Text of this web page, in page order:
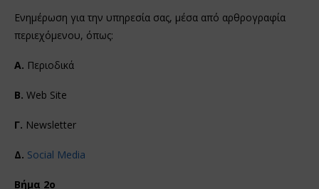
Ενημέρωση για την υπηρεσία σας, μέσα από αρθρογραφία
περιεχόμενου, όπως:
Α. Περιοδικά
Β. Web Site
Γ. Newsletter
Δ. Social Media
Βήμα 2ο